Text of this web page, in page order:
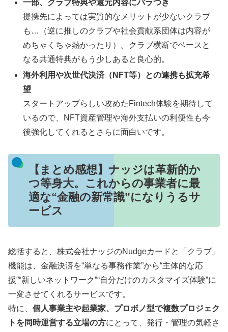
一部、クラブ特典や還元内容にバラつき
提携先によっては実質的なメリットが少ないクラブ
も…（逆に推しのクラブや社会貢献系団体は内容が
めちゃくちゃ熱かったり）。クラブ横断でベースと
なる共通特典がもう少しあると良心的。
海外利用や次世代決済（NFT等）との連携も拡充希
望
スタートアップらしい攻めたFintech体験を期待して
いるので、NFT資産管理や海外支払いの利便性も今
後強化してくれるとさらに面白いです。
【まとめ感想】ナッジは革新的か
つ等身大。これからの事業者に最
適な“金融の新常識”になりうるサ
ービス
総括すると、株式会社ナッジのNudgeカードと「クラブ」
機能は、金融決済を“単なる事務作業”から“主体的な応
援”“新しいネットワーク”“自分だけのカスタマイズ体験”に
一変させてくれるサービスです。
特に、 個人事業主や起業家、プロボノ型で複数プロジェク
トを同時運営する立場の方にとって、発行・管理の気軽さ